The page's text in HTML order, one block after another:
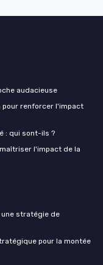
audacieuse
pour renforcer l'impact
: qui sont-ils ?
l'impact de la
une stratégie de
pour la montée